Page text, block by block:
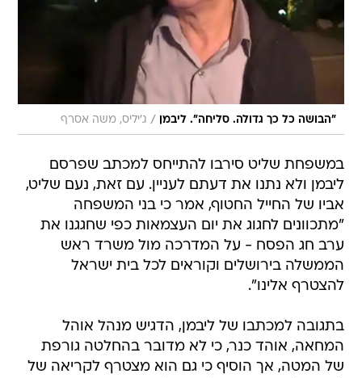
"הבושה כל כך גדולה. סליחה". ליבמן / ג'יליס, משה אסרף
במשפחת שליט סירבו להתייחס למכתב שפרסם
ליבמן ולא נתנו את דעתם לעניין. עם זאת, נעם שליט,
אביו של החייל החטוף, אמר כי בני המשפחה
"מתכוונים לחגוג את יום העצמאות כפי שחגגנו את
ערב חג הפסח - על המדרכה מול משרד ראש
הממשלה בירושלים וקוראים לכל בית ישראל
להצטרף אלינו".
בתגובה למכתבו של ליבמן, הדגיש מנהל אוהל
המחאה, אוהד כנר, כי לא מדובר בהחלטה גורפת
של המטה, אך הוסיף כי גם הוא מצטרף לקריאה של